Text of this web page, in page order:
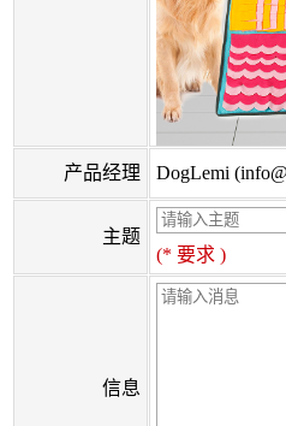
产品经理 DogLemi
主题
(* 要求 )
信息